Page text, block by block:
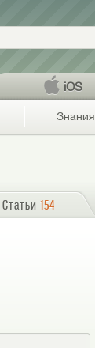
iOS
Знания
Статьи 154